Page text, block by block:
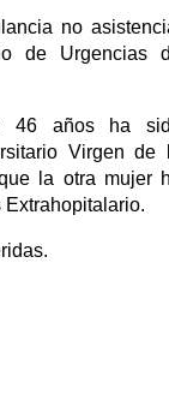
no
de Urgencias
46 años ha
Virgen de
la otra mujer